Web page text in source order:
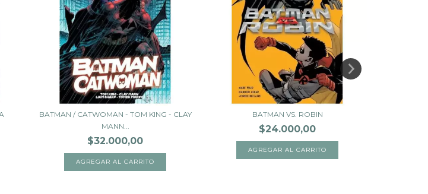
BATMAN / CATWOMAN - TOM KING - CLAY
MANN...
$32.000,00
BATMAN VS. ROBIN
$24.000,00